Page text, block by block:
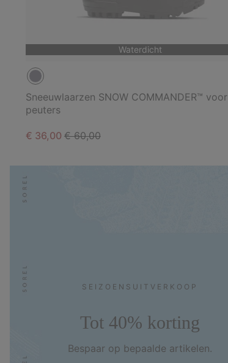
Waterdicht
Sneeuwlaarzen SNOW COMMANDER™ voor
peuters
Sale price:
€ 36,00 Regular price:
€ 60,00
SEIZOENS­UITVERKOOP
Tot 40% korting
Bespaar op bepaalde artikelen.